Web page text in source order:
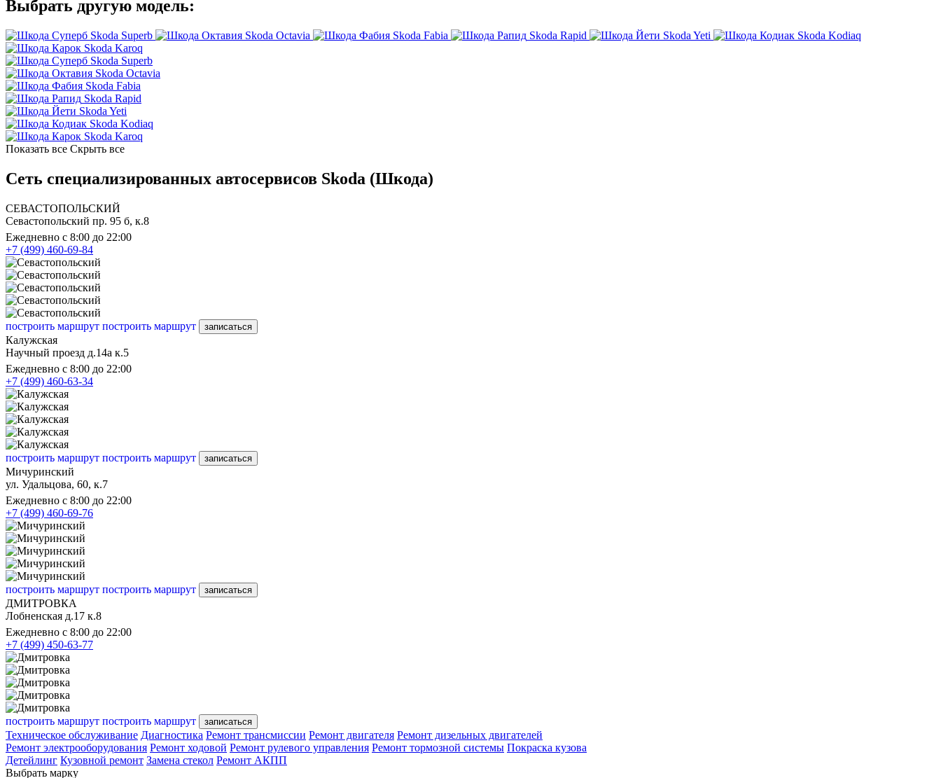
Выбрать другую модель:
Skoda Superb Skoda Octavia Skoda Fabia Skoda Rapid Skoda Yeti
Skoda Kodiaq
Skoda Karoq
Skoda Superb
Skoda Octavia
Skoda Fabia
Skoda Rapid
Skoda Yeti
Skoda Kodiaq
Skoda Karoq
Показать все Скрыть все
Сеть специализированных автосервисов Skoda (Шкода)
СЕВАСТОПОЛЬСКИЙ
Севастопольский пр. 95 б, к.8
Ежедневно с 8:00 до 22:00
+7 (499) 460-69-84
построить маршрут построить маршрут записаться
Калужская
Научный проезд д.14а к.5
Ежедневно с 8:00 до 22:00
+7 (499) 460-63-34
построить маршрут построить маршрут записаться
Мичуринский
ул. Удальцова, 60, к.7
Ежедневно с 8:00 до 22:00
+7 (499) 460-69-76
построить маршрут построить маршрут записаться
ДМИТРОВКА
Лобненская д.17 к.8
Ежедневно с 8:00 до 22:00
+7 (499) 450-63-77
построить маршрут построить маршрут записаться
Техническое обслуживание Диагностика Ремонт трансмиссии Ремонт двигателя Ремонт дизельных двигателей
Ремонт электрооборудования Ремонт ходовой Ремонт рулевого управления Ремонт тормозной системы Покраска кузова
Детейлинг Кузовной ремонт Замена стекол Ремонт АКПП
Выбрать марку